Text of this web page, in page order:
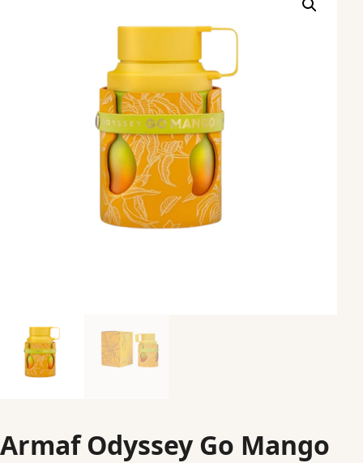
Armaf Odyssey Go Mango